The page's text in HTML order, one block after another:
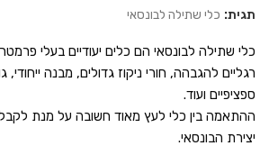
תגית: כלי שתילה לבונסאי
כלי שתילה לבונסאי הם כלים יעודיים בעלי
רגליים להגבהה, חורי ניקוז גדולים, מבנה ייחודי,
ספציפיים ועוד.
ההתאמה בין כלי לעץ מאוד חשובה על מנת
יצירת הבונסאי.